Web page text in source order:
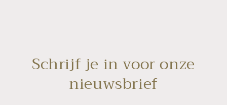
Schrijf je in voor onze
nieuwsbrief